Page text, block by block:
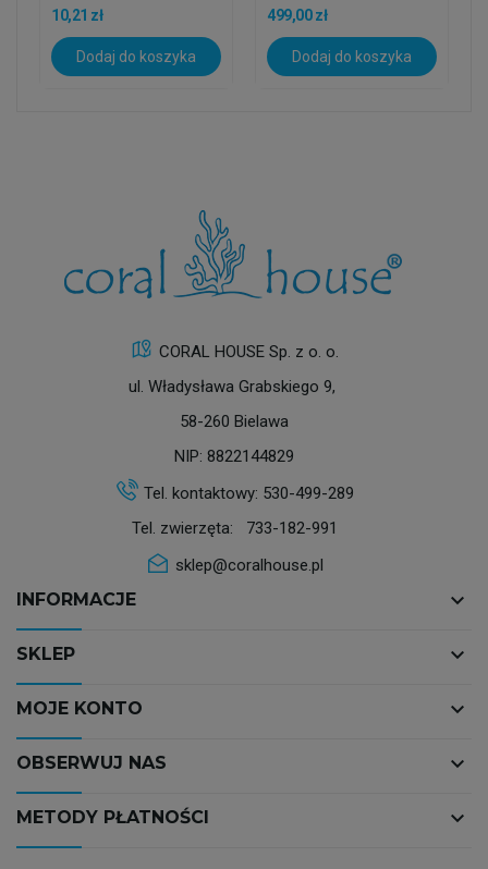
10,21 zł
Dodaj do koszyka
499,00 zł
Dodaj do koszyka
CORAL HOUSE Sp. z o. o.
ul. Władysława Grabskiego 9,
58-260 Bielawa
NIP: 8822144829
Tel. kontaktowy: 530-499-289
Tel. zwierzęta: 733-182-991
sklep@coralhouse.pl
INFORMACJE keyboard_arrow_down
SKLEP keyboard_arrow_down
MOJE KONTO keyboard_arrow_down
OBSERWUJ NAS keyboard_arrow_down
METODY PŁATNOŚCI keyboard_arrow_down